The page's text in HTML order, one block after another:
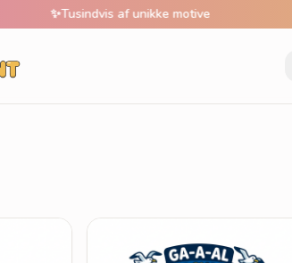
Tusindvis af unikke motive